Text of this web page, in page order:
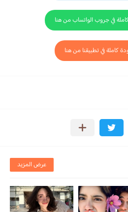
في جروب الواتساب من هنا
كاملة في تطبيقنا من هنا
عرض المزيد